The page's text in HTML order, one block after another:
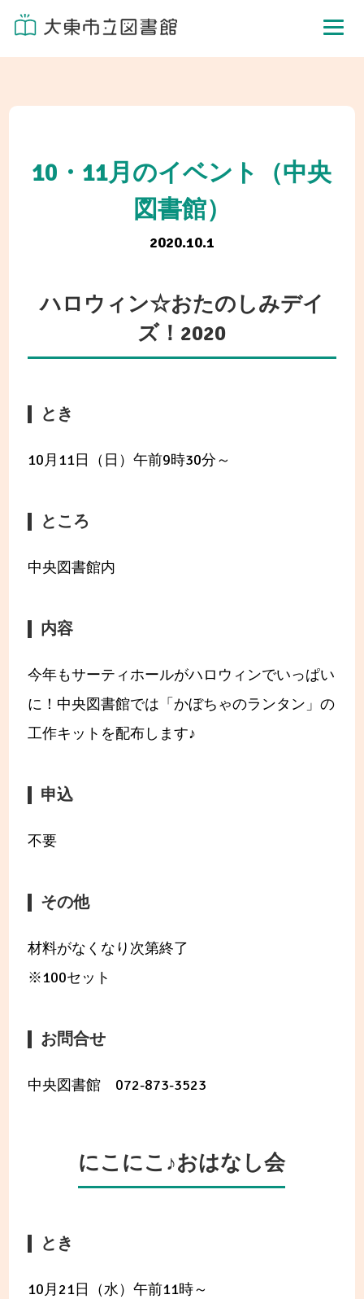
10・11月のイベント（中央
図書館）
2020.10.1
ハロウィン☆おたのしみデイ
ズ！2020
とき
10月11日（日）午前9時30分～
ところ
中央図書館内
内容
今年もサーティホールがハロウィンでいっぱい
に！中央図書館では「かぼちゃのランタン」の
工作キットを配布します♪
申込
不要
その他
材料がなくなり次第終了
※100セット
お問合せ
中央図書館 072-873-3523
にこにこ♪おはなし会
とき
10月21日（水）午前11時～